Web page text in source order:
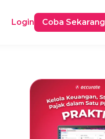
Login Coba Sekarang